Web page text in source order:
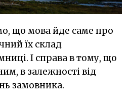
що мова йде саме про
їх склад
І справа в тому, що
в залежності від
замовника.